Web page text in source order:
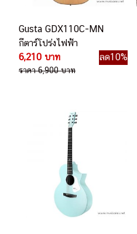
Gusta GDX110C-MN
กีตาร์โปร่งไฟฟ้า
6,210 บาท
ลด10%
ราคา 6,900 บาท